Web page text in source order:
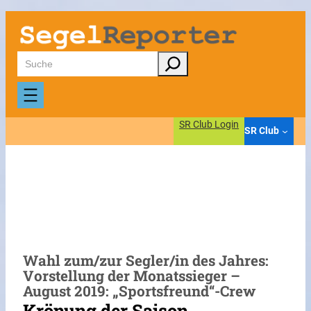
Zum
Inhalt
springen
Suchen
SR Club Login
SR Club
Wahl zum/zur Segler/in des Jahres:
Vorstellung der Monatssieger –
August 2019: „Sportsfreund“-Crew